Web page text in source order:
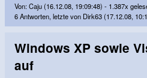
Von: Caju (16.12.08, 19:09:48) - 1.387x
6 Antworten, letzte von Dirk63 (17.12.08,
Windows XP sowie
auf